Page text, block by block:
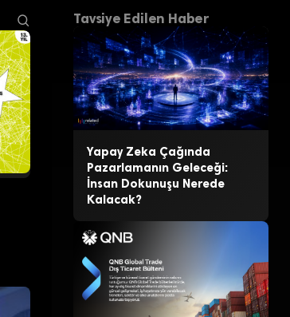
Tavsiye Edilen Haber
Yapay Zeka Çağında
Pazarlamanın Geleceği:
İnsan Dokunuşu Nerede
Kalacak?